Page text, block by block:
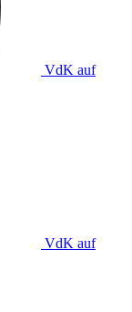
VdK auf
VdK auf